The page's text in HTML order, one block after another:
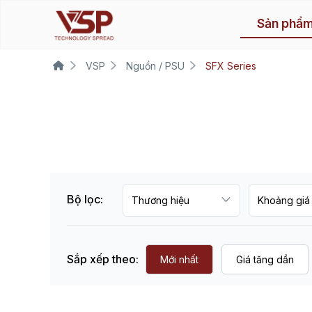
Sản
VSP Nguồn / PSU SFX Series
Bộ lọc:
Sắp xếp theo: Mới nhất Giá tăng dần